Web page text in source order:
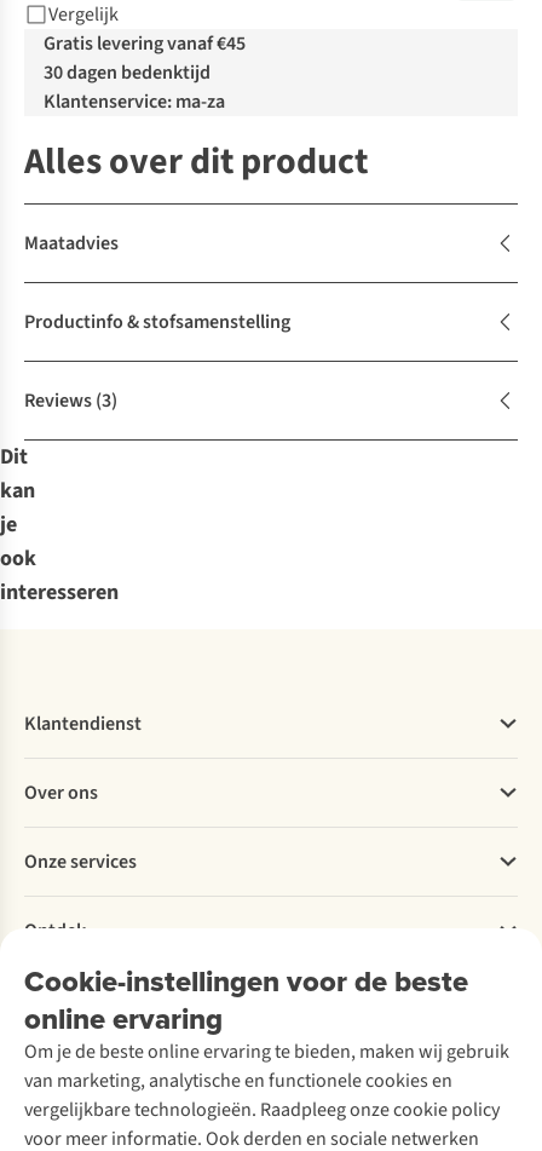
Vergelijk
Gratis levering vanaf €45
30 dagen bedenktijd
Klantenservice: ma-za
Alles over dit product
Maatadvies
Productinfo & stofsamenstelling
Reviews(3)
Dit
kan
je
ook
interesseren
Cookie-instellingen voor de beste
online ervaring
Om je de beste online ervaring te bieden, maken wij gebruik
van marketing, analytische en functionele cookies en
vergelijkbare technologieën. Raadpleeg onze cookie policy
voor meer informatie. Ook derden en sociale netwerken
Klantendienst
Bestellen
Betalen
Levering
Retourneren
Bestelling herroepen
Garantie
Contact
Over ons
Explore More
Verantwoord ondernemen
Over Ayacucho
Onze winkels
Over A.S.Adventure
Toegankelijkheidsverklaring
Onze services
Ski-onderhoud
Wasservice
Schoenonderhoud
Schoenherstelling
Kledingherstelling
Retouches
Ontdek
A.S.Magazine
Podcast
Explore Academy
Explore Camp
Gear Check
Inspiratie & advies
Meld je aan voor de nieuwsbrief